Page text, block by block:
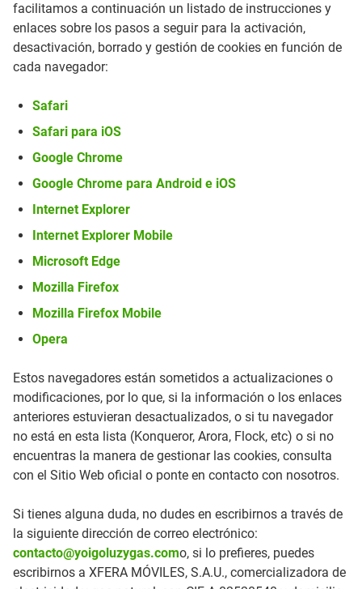
Estas cookies son necesarias para que el
sitio web funcione y no se pueden
desactivar en nuestros sistemas.
responder a acciones hechas por usted
para recibir servicios, tales como ajustar
sus preferencias de privacidad, iniciar
sesión en el sitio, o llenar formularios.
bloquear o alertar la presencia de estas
cookies, pero algunas partes del sitio web
no funcionarán. Estas cookies no guardan
ninguna información personal identificable.
estrictamente
OptanonAlertBoxClosed ,
OptanonConsent
Propia
364 Días, 364 Días
clientes.yoigoluzygas.com
facilitamos a continuación un listado de instrucciones y
enlaces sobre los pasos a seguir para la activación,
desactivación, borrado y gestión de cookies en función de
cada navegador:
Safari
Safari para iOS
Google Chrome
Google Chrome para Android e iOS
Internet Explorer
Internet Explorer Mobile
Microsoft Edge
Mozilla Firefox
Mozilla Firefox Mobile
Opera
Estos navegadores están sometidos a actualizaciones o
modificaciones, por lo que, si la información o los enlaces
anteriores estuvieran desactualizados, o si tu navegador
no está en esta lista (Konqueror, Arora, Flock, etc) o si no
encuentras la manera de gestionar las cookies, consulta
con el Sitio Web oficial o ponte en contacto con nosotros.
Si tienes alguna duda, no dudes en escribirnos a través de
la siguiente dirección de correo electrónico:
contacto@yoigoluzygas.como, si lo prefieres, puedes
escribirnos a XFERA MÓVILES, S.A.U., comercializadora de